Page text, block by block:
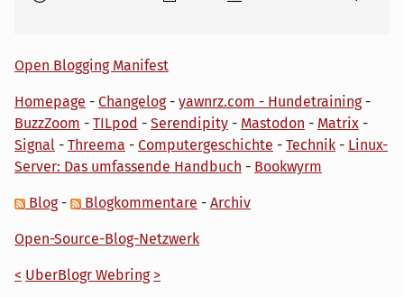
Open Blogging Manifest
Homepage - Changelog- yawnrz.com - Hundetraining-
BuzzZoom - TILpod - Serendipity - Mastodon - Matrix -
Signal - Threema - Computergeschichte - Technik - Linux-
Server: Das umfassende Handbuch - Bookwyrm
Blog- Blogkommentare - Archiv
Open-Source-Blog-Netzwerk
< UberBlogr Webring >